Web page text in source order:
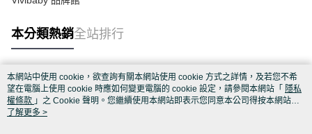
本分類熱銷全站排行
熱門標籤
本網站中使用 cookie，欲查詢有關本網站使用 cookie 方式之詳情，及若您不希
望在電腦上使用 cookie 時應如何變更電腦的 cookie 設定，請參閱本網站「 隱私
權條款 」之 Cookie 聲明。您繼續使用本網站即表示您同意本公司得按本網站使
用條款之 Cookie 聲明使用 cookie。
了解更多 >